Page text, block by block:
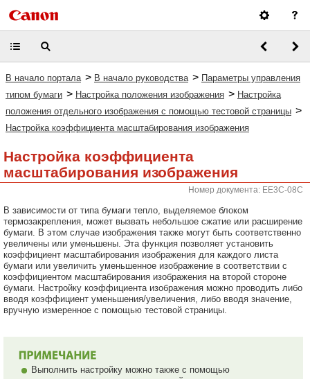
В начало портала > В начало руководства > Параметры управления
типом бумаги > Настройка положения изображения > Настройка
положения отдельного изображения с помощью тестовой страницы >
Настройка коэффициента масштабирования изображения
Настройка коэффициента
масштабирования изображения
Номер документа: EE3C-08C
В зависимости от типа бумаги тепло, выделяемое блоком
термозакрепления, может вызвать небольшое сжатие или расширение
бумаги. В этом случае изображения также могут быть соответственно
увеличены или уменьшены. Эта функция позволяет установить
коэффициент масштабирования изображения для каждого листа
бумаги или увеличить уменьшенное изображение в соответствии с
коэффициентом масштабирования изображения на второй стороне
бумаги. Настройку коэффициента изображения можно проводить либо
вводя коэффициент уменьшения/увеличения, либо вводя значение,
вручную измеренное с помощью тестовой страницы.
Выполнить настройку можно также с помощью